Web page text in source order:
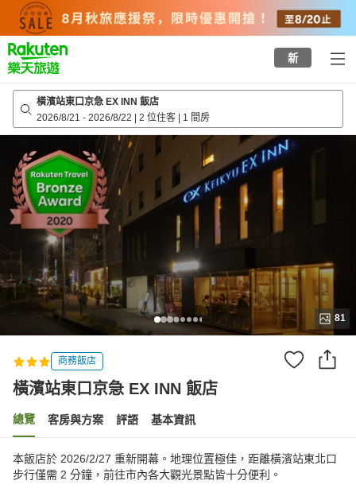
top
page
新
橫濱站東口京急 EX INN 飯店
2026/8/21 - 2026/8/22 | 2 位住客 | 1 間房
81
商務飯店
橫濱站東口京急 EX INN 飯店
總覽 客房與方案 評語 基本資訊
本飯店於 2026/2/27 重新開幕。地理位置極佳，距離橫濱站東北口
步行僅需 2 分鐘，前往市內各大觀光景點皆十分便利。